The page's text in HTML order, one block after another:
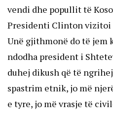
vendi dhe popullit të
Presidenti Clinton vizitoi
Unë gjithmonë do të jem
ndodha president i
duhej dikush që të
spastrim etnik, jo më
e tyre, jo më vrasje të